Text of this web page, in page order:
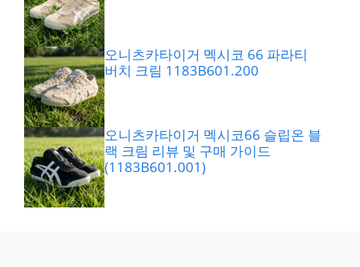
오니츠카타이거 멕시코 66 파라티
버치 크림 1183B601.200
오니츠카타이거 멕시코66 슬립온 블
랙 크림 리뷰 및 구매 가이드
(1183B601.001)